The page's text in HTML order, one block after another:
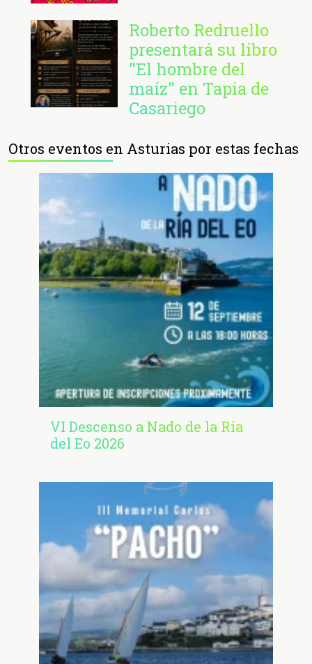
Roberto Redruello
presentará su libro
"El hombre del
maíz" en Tapia de
Casariego
Otros eventos en Asturias por estas fechas
VI Descenso a Nado de la Ría
del Eo 2026